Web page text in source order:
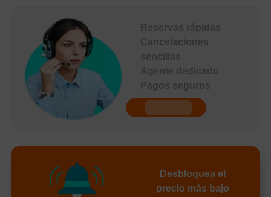
Reservas rápidas
Cancelaciones
sencillas
Agente dedicado
Pagos seguros
Desbloquea el
precio más bajo